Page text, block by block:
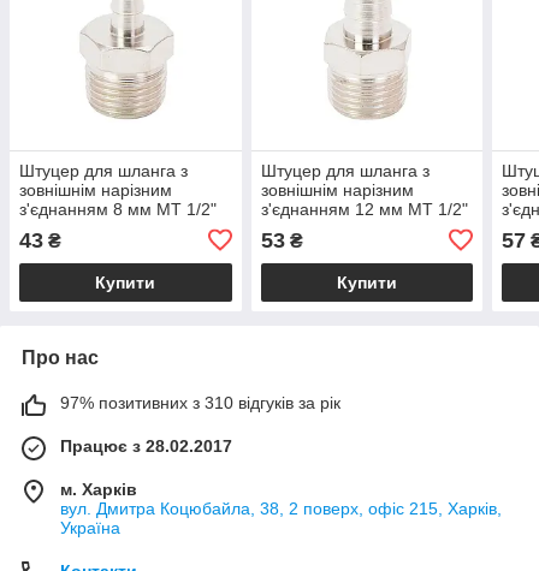
Штуцер для шланга з
зовнішнім нарізним
з'єднанням 8 мм MT 1/2"
43 ₴
Купити
Штуцер для шланга з
зовнішнім нарізним
з'єднанням 12 мм MT 1/2"
53₴
Купити
57
Про нас
97% позитивних з 310 відгуків за рік
Працює з 28.02.2017
м. Харків
вул. Дмитра Коцюбайла, 38, 2 поверх, офіс 215, Харків,
Україна